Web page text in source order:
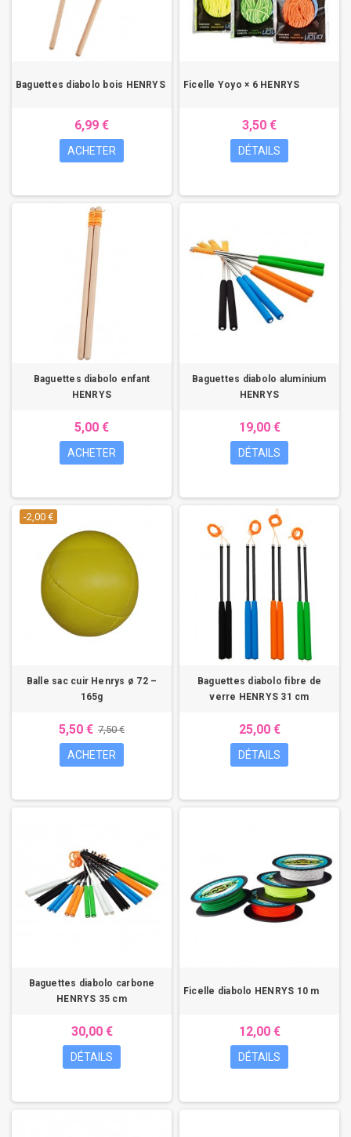
Baguettes diabolo bois HENRYS
6,99 €
ACHETER
Ficelle Yoyo × 6 HENRYS
3,50 €
DÉTAILS
Baguettes diabolo enfant
HENRYS
5,00 €
ACHETER
Baguettes diabolo aluminium
HENRYS
19,00 €
DÉTAILS
-2,00 €
Balle sac cuir Henrys ø 72 –
165g
5,50 € 7,50 €
ACHETER
Baguettes diabolo fibre de
verre HENRYS 31 cm
25,00 €
DÉTAILS
Baguettes diabolo carbone
HENRYS 35 cm
30,00 €
DÉTAILS
Ficelle diabolo HENRYS 10 m
12,00 €
DÉTAILS